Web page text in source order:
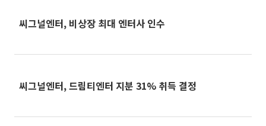
씨그널엔터, 비상장 최대 엔터사 인수
씨그널엔터, 드림티엔터 지분 31% 취득 결정